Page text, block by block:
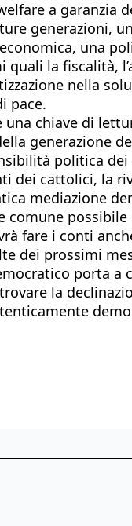
a
generazioni,
una
la fiscalità,
nella
pace.
chiave di
generazione
politica
dei cattolici, la
mediazione
fare i conti
dei prossimi
porta
la